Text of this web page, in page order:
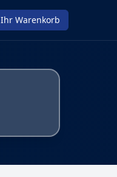
Ihr Warenkorb